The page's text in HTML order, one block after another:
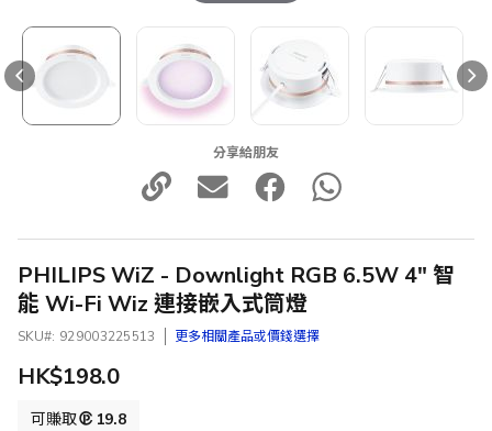
分享給朋友
PHILIPS WiZ - Downlight RGB 6.5W 4" 智
能 Wi-Fi Wiz 連接嵌入式筒燈
SKU 929003225513 更多相關產品或價錢選擇
HK$198.0
可賺取 19.8